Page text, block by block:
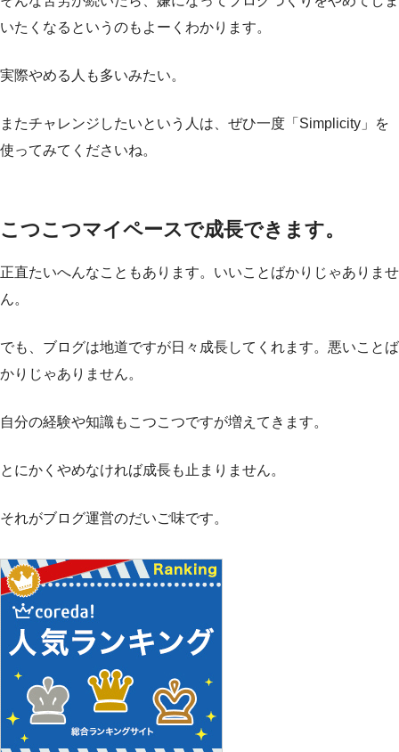
いたくなるというのもよーくわかります。
実際やめる人も多いみたい。
またチャレンジしたいという人は、ぜひ一度「Simplicity」を
使ってみてくださいね。
こつこつマイペースで成長できます。
正直たいへんなこともあります。いいことばかりじゃありませ
ん。
でも、ブログは地道ですが日々成長してくれます。悪いことば
かりじゃありません。
自分の経験や知識もこつこつですが増えてきます。
とにかくやめなければ成長も止まりません。
それがブログ運営のだいご味です。